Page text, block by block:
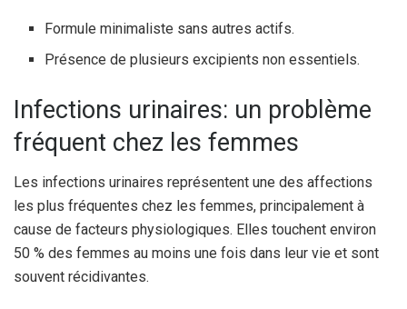
Formule minimaliste sans autres actifs.
Présence de plusieurs excipients non essentiels.
Infections urinaires: un problème
fréquent chez les femmes
Les infections urinaires représentent une des affections
les plus fréquentes chez les femmes, principalement à
cause de facteurs physiologiques. Elles touchent environ
50 % des femmes au moins une fois dans leur vie et sont
souvent récidivantes.